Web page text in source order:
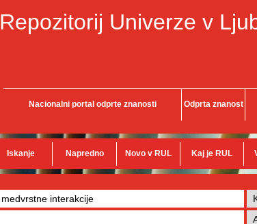
Repozitorij Univerze v
Nacionalni portal odprte znanosti Odprta znanost
Iskanje Napredno Novo v RUL Kaj je RUL